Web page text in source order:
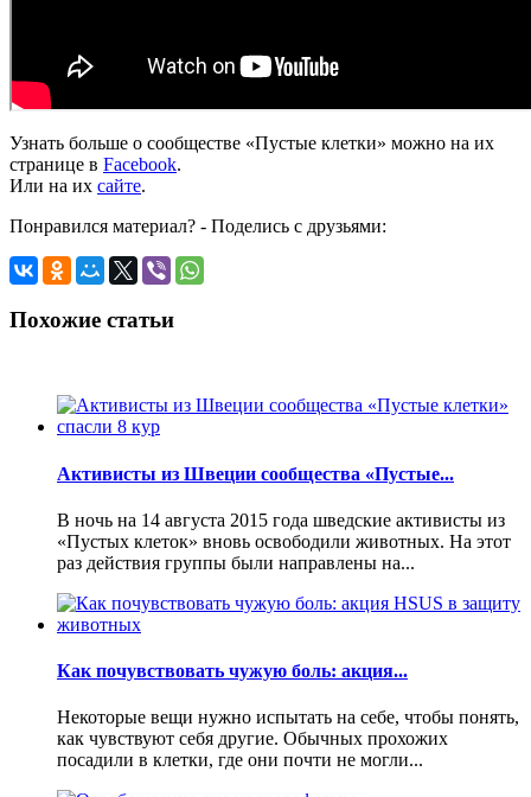
Узнать больше о сообществе «Пустые клетки» можно на их
странице в Facebook.
Или на их сайте.
Понравился материал? - Поделись с друзьями:
Похожие статьи
Активисты из Швеции сообщества «Пустые...
В ночь на 14 августа 2015 года шведские активисты из
«Пустых клеток» вновь освободили животных. На этот
раз действия группы были направлены на...
Как почувствовать чужую боль: акция...
Некоторые вещи нужно испытать на себе, чтобы понять,
как чувствуют себя другие. Обычных прохожих
посадили в клетки, где они почти не могли...